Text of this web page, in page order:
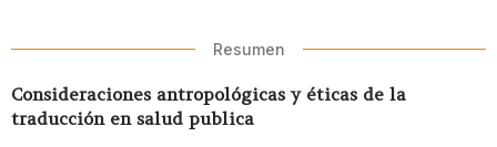
Resumen
Consideraciones antropológicas y éticas de la
traducción en salud publica